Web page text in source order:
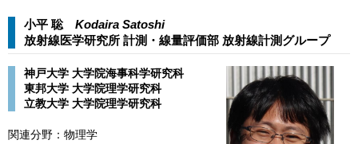
小平 聡 Kodaira Satoshi
放射線医学研究所 計測・線量評価部 放射線計測グループ​​
神戸大学 大学院海事科学研究科
東邦大学 大学院理学研究科
立教大学 大学院理学研究科
関連分野：物理学